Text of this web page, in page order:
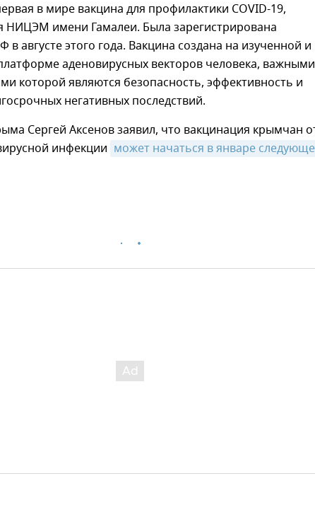
в мире вакцина для профилактики COVID-19,
НИЦЭМ имени Гамалеи. Была зарегистрирована
августе этого года. Вакцина создана на изученной и
аденовирусных векторов человека, важными
которой являются безопасность, эффективность и
негативных последствий.
Сергей Аксенов заявил, что вакцинация крымчан
инфекции может начаться в январе